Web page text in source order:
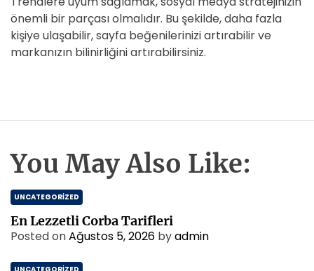
önemli bir parçası olmalıdır. Bu şekilde, daha fazla
kişiye ulaşabilir, sayfa beğenilerinizi artırabilir ve
markanızın bilinirliğini artırabilirsiniz.
You May Also Like:
UNCATEGORIZED
En Lezzetli Corba Tarifleri
Posted onAğustos 5, 2026 byadmin